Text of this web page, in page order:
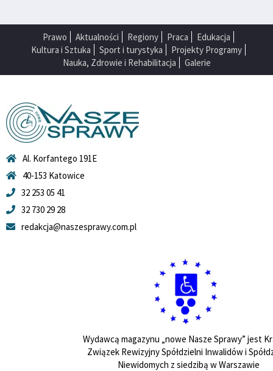
Prawo Aktualności Regiony Praca
Edukacja
Kultura i Sztuka
Sport i turystyka
Projekty Programy
Nauka, Zdrowie i Rehabilitacja
Galerie
Al. Korfantego 191E
40-153 Katowice
32 253 05 41
32 730 29 28
redakcja@naszesprawy.com.pl
Wydawcą magazynu „nowe Nasze Sprawy” jest
Związek Rewizyjny Spółdzielni Inwalidów i
Niewidomych z siedzibą w Warszawie